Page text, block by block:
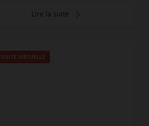
Lire la suite
VISITE VIRTUELLE